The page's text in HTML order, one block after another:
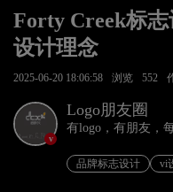
Forty Creek标
设计理念
2025-06-20 18:06:58 浏览 552
v
Logo朋友圈
有logo，有朋友，
品牌标志设计 vi